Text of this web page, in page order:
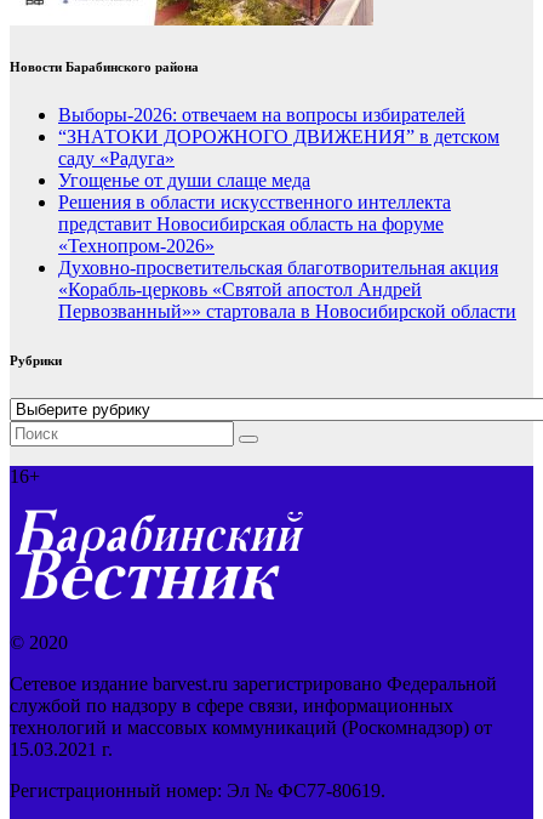
Новости Барабинского района
Выборы-2026: отвечаем на вопросы избирателей
“ЗНАТОКИ ДОРОЖНОГО ДВИЖЕНИЯ” в детском
саду «Радуга»
Угощенье от души слаще меда
Решения в области искусственного интеллекта
представит Новосибирская область на форуме
«Технопром-2026»
Духовно-просветительская благотворительная акция
«Корабль-церковь «Святой апостол Андрей
Первозванный»» стартовала в Новосибирской области
Рубрики
Рубрики
16+
© 2020
Сетевое издание barvest.ru зарегистрировано Федеральной
службой по надзору в сфере связи, информационных
технологий и массовых коммуникаций (Роскомнадзор) от
15.03.2021 г.
Регистрационный номер: Эл № ФС77-80619.